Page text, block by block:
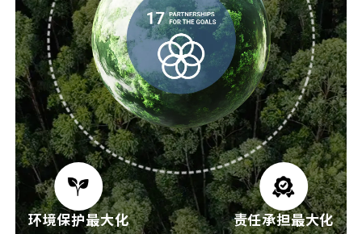
环境保护最大化 责任承担最大化